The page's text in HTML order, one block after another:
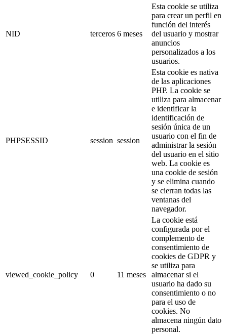
NID terceros 6 meses
Esta cookie se utiliza
para crear un perfil en
función del interés
del usuario y mostrar
anuncios
personalizados a los
usuarios.
PHPSESSID session session
Esta cookie es nativa
de las aplicaciones
PHP. La cookie se
utiliza para almacenar
e identificar la
identificación de
sesión única de un
usuario con el fin de
administrar la sesión
del usuario en el sitio
web. La cookie es
una cookie de sesión
y se elimina cuando
se cierran todas las
ventanas del
navegador.
viewed_cookie_policy 0 11 meses
La cookie está
configurada por el
complemento de
consentimiento de
cookies de GDPR y
se utiliza para
almacenar si el
usuario ha dado su
consentimiento o no
para el uso de
cookies. No
almacena ningún dato
personal.